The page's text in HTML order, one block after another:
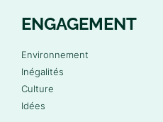
ENGAGEMENT
Environnement
Inégalités
Culture
Idées